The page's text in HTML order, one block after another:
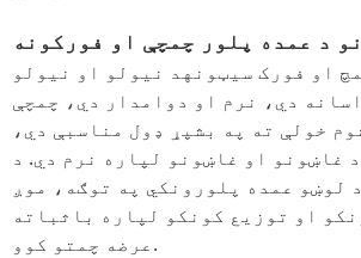
د عمده پلور چمچې او فورکونه
او فورک سیټونهد نیولو او نیولو
دي، نرم او دوامدار دي، چمچې
خولې ته په بشپړ ډول مناسبې دي،
غاښونو او غاښونو لپاره نرم دي. د
لوښو عمده پلورونکي په توګه، موږ
او توزیع کونکو لپاره باثباته
عرضه چمتو کوو.